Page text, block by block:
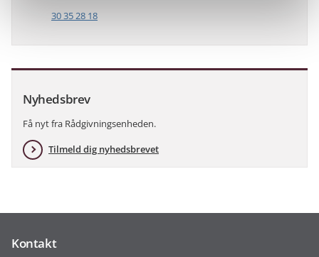
30 35 28 18
Nyhedsbrev
Få nyt fra Rådgivningsenheden.
Tilmeld dig nyhedsbrevet
Kontakt